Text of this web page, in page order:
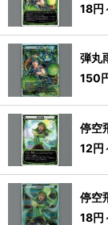
18円
弾丸
150
停空
12円
停空
18円